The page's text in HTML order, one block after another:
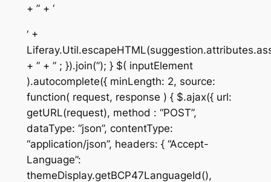
+ ” + ‘
‘ +
+ ” + ” ; }).join(”); } $( inputElement
).autocomplete({ minLength: 2, source:
function( request, response ) { $.ajax({ url:
getURL(request), method : “POST”,
dataType: “json”, contentType:
“application/json”, headers: { “Accept-
Language”:
themeDisplay.getBCP47LanguageId(),